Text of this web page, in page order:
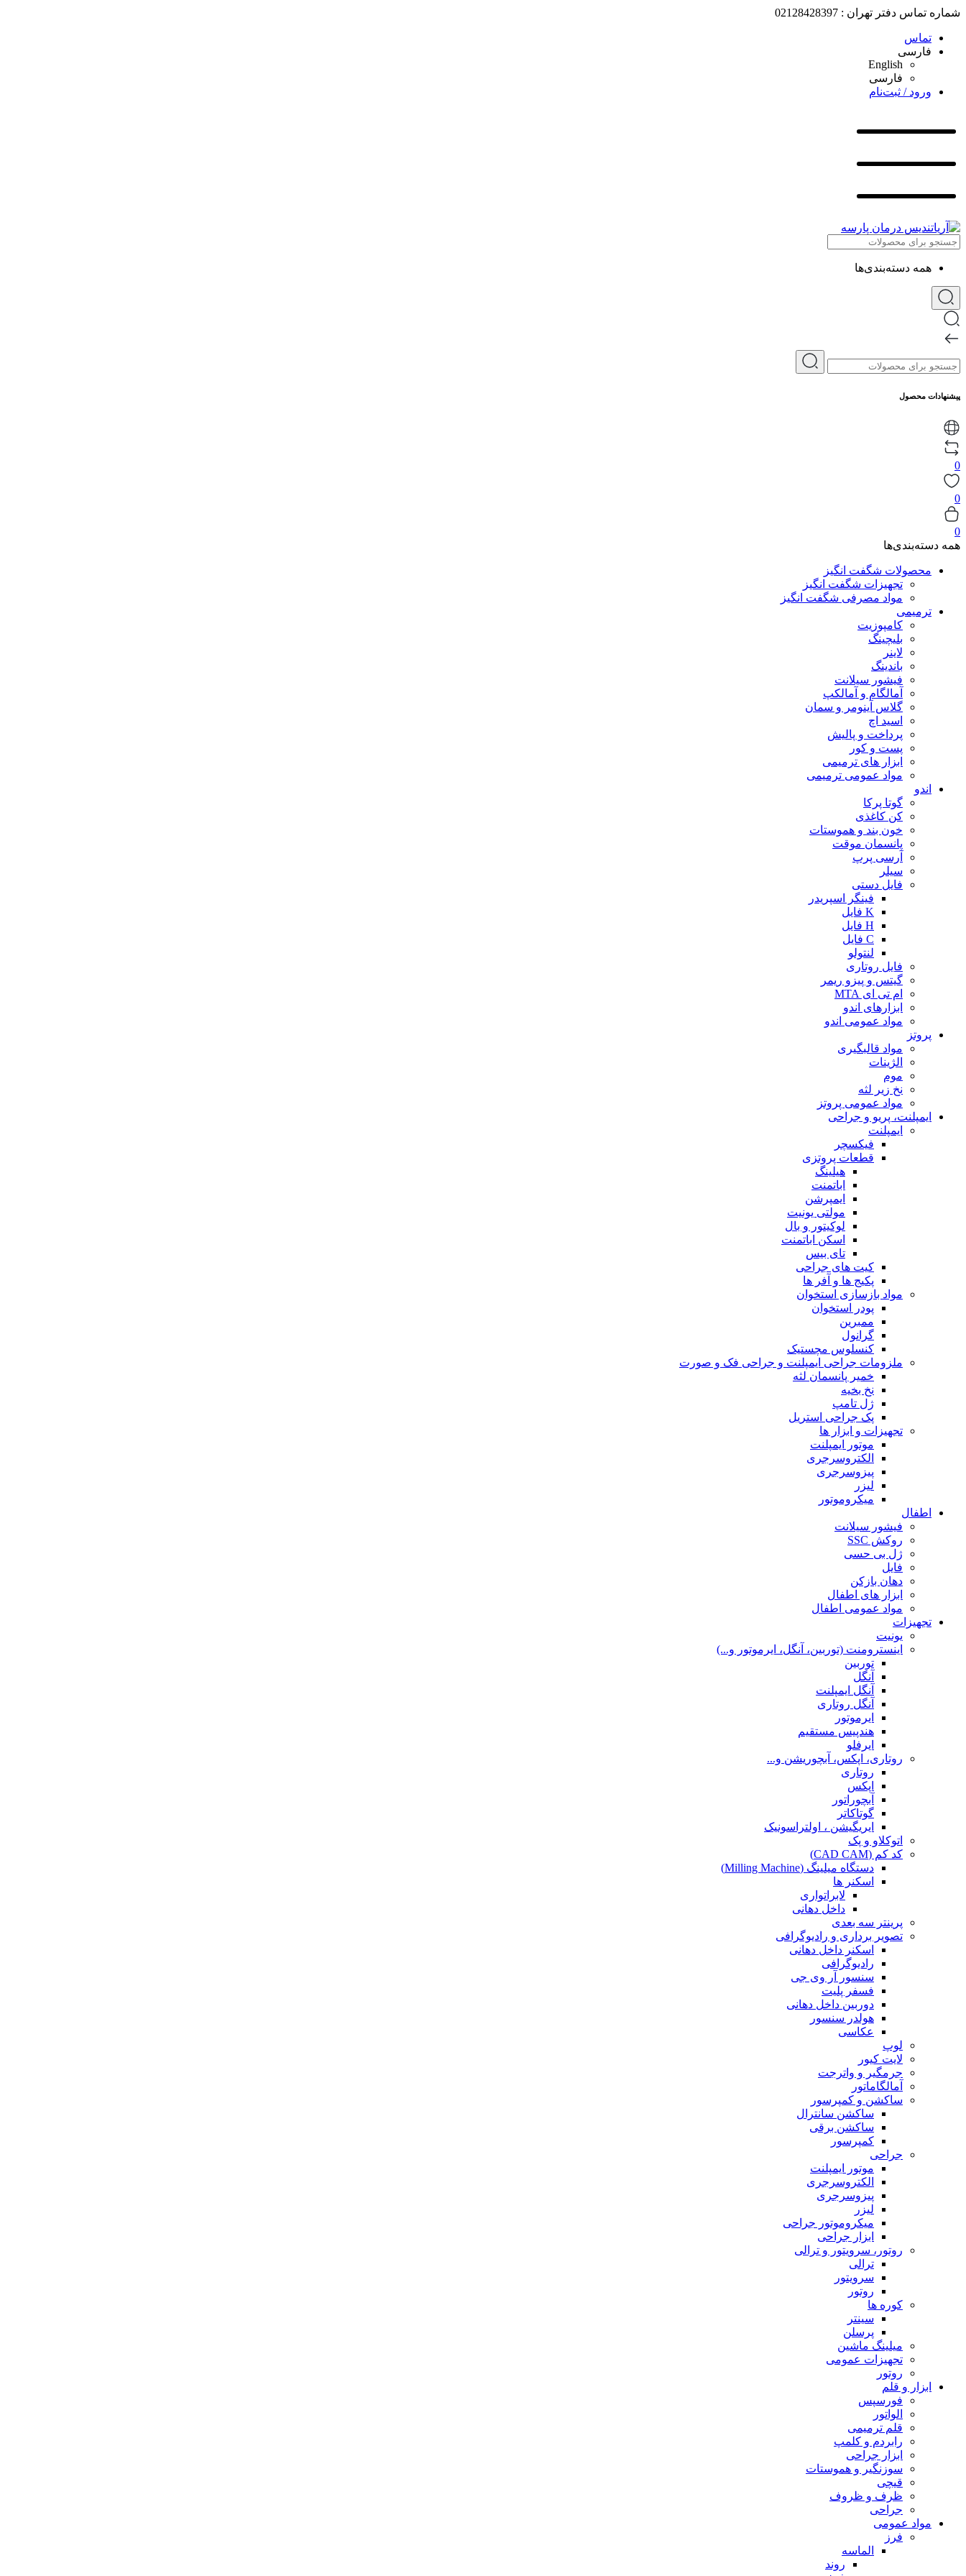
شماره تماس دفتر تهران : 02128428397
تماس
فارسی
English
فارسی
ورود / ثبت‌نام
همه دسته‌بندی‌ها
پیشنهادات محصول
0
0
0
همه دسته‌بندی‌ها
محصولات شگفت انگیز
تجهیزات شگفت انگیز
مواد مصرفی شگفت انگیز
ترمیمی
کامپوزیت
بلیچینگ
لاینر
باندینگ
فیشور سیلانت
آمالگام و آمالکپ
گلاس آینومر و سمان
اسید اچ
پرداخت و پالیش
پست و کور
ابزار های ترمیمی
مواد عمومی ترمیمی
اندو
گوتا پرکا
کن کاغذی
خون بند و هموستات
پانسمان موقت
آرسی پرپ
سیلر
فایل دستی
فینگر اسپریدر
K فایل
H فایل
C فایل
لنتولو
فایل روتاری
گیتس و پیزو ریمر
ام تی ای MTA
ابزارهای اندو
مواد عمومی اندو
پروتز
مواد قالبگیری
الژینات
موم
نخ زیر لثه
مواد عمومی پروتز
ایمپلنت، پریو و جراحی
ایمپلنت
فیکسچر
قطعات پروتزی
هیلینگ
اباتمنت
ایمپرشن
مولتی یونیت
لوکیتور و بال
اسکن اباتمنت
تای بیس
کیت های جراحی
پکیج ها و آفر ها
مواد بازسازی استخوان
پودر استخوان
ممبرین
گرانول
کنسلوس مچستیک
ملزومات جراحی ایمپلنت و جراحی فک و صورت
خمیر پانسمان لثه
نخ بخیه
ژل تامپ
پک جراحی استریل
تجهیزات و ابزار ها
موتور ایمپلنت
الکتروسرجری
پیزوسرجری
لیزر
میکروموتور
اطفال
فیشور سیلانت
روکش SSC
ژل بی حسی
فایل
دهان بازکن
ابزار های اطفال
مواد عمومی اطفال
تجهیزات
یونیت
اینسترومنت (توربین، آنگل، ایرموتور و...)
توربین
آنگل
آنگل ایمپلنت
آنگل روتاری
ایرموتور
هندپیس مستقیم
ایرفلو
روتاری، اپکس، آبچوریشن و...
روتاری
اپکس
آبچوراتور
گوتاکاتر
ایریگیشن ، اولتراسونیک
اتوکلاو و پک
کد کم (CAD CAM)
دستگاه میلینگ (Milling Machine)
اسکنر ها
لابراتواری
داخل دهانی
پرینتر سه بعدی
تصویر برداری و رادیوگرافی
اسکنر داخل دهانی
رادیوگرافی
سنسور آر وی جی
فسفر پلیت
دوربین داخل دهانی
هولدر سنسور
عکاسی
لوپ
لایت کیور
جرمگیر و واترجت
آمالگاماتور
ساکشن و کمپرسور
ساکشن سانترال
ساکشن برقی
کمپرسور
جراحی
موتور ایمپلنت
الکتروسرجری
پیزوسرجری
لیزر
میکروموتور جراحی
ابزار جراحی
روتور، سرویتور و ترالی
ترالی
سرویتور
روتور
کوره ها
سینتر
پرسلن
میلینگ ماشین
تجهیزات عمومی
روتور
ابزار و قلم
فورسپس
الواتور
قلم ترمیمی
رابردم و کلمپ
ابزار جراحی
سوزنگیر و هموستات
قیچی
ظرف و ظروف
جراحی
مواد عمومی
فرز
الماسه
روند